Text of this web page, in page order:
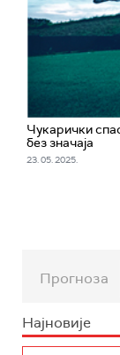
Чукарички
без значаја
23. 05. 2025.
Прогноза
Најновије